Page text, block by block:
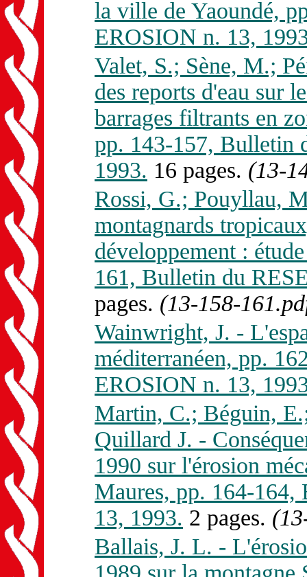
la ville de Yaoundé,
EROSION n. 13,
Valet, S.; Sène, M.;
des reports d'eau sur
barrages filtrants en
pp. 143-157, Bulletin
1993. 16 pages. (13-
Rossi, G.; Pouyllau,
montagnards
développement :
161, Bulletin du
pages. (13-158-
Wainwright, J. -
méditerranéen, pp.
EROSION n. 13,
Martin, C.; Béguin,
Quillard J. -
1990 sur l'érosion
Maures, pp. 164-
13, 1993. 2 pages.
Ballais, J. L. -